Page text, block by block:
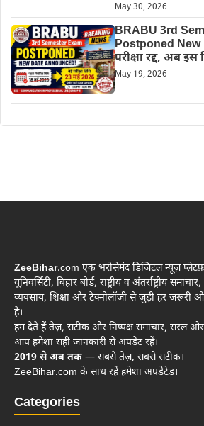
May 30, 2026
BRABU 3rd
Postponed New
परीक्षा रद्द, अब इस
May 19, 2026
ZeeBihar.com एक भरोसेमंद डिजिटल न्यूज़
यूनिवर्सिटी, बिहार बोर्ड, राष्ट्रीय व अंतर्राष्ट्रीय
व्यवसाय, शिक्षा और टेक्नोलॉजी से जुड़ी हर जरूरी
है।
हम देते हैं तेज़, सटीक और निष्पक्ष समाचार, सरल
आप हमेशा सही जानकारी से अपडेट रहें।
2019 से अब तक — सबसे तेज़, सबसे सटीक।
ZeeBihar.com के साथ रहें हमेशा अपडेटेड।
Categories